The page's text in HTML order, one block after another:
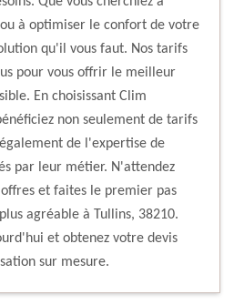
à optimiser le confort de votre
qu'il vous faut. Nos tarifs
pour vous offrir le meilleur
En choisissant Clim
non seulement de tarifs
de l'expertise de
par leur métier. N'attendez
et faites le premier pas
agréable à Tullins, 38210.
et obtenez votre devis
sur mesure.